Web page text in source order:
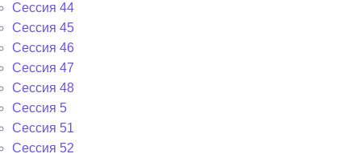
Сессия 44
Сессия 45
Сессия 46
Сессия 47
Сессия 48
Сессия 5
Сессия 51
Сессия 52